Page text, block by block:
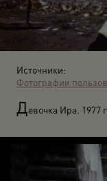
Источники:
Фотографии
Девочка Ира. 1977